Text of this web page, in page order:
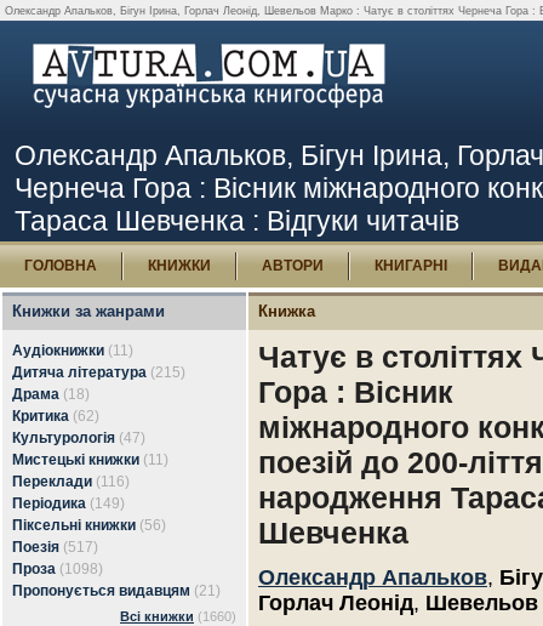
Олександр Апальков, Бігун Ірина, Горлач Леонід, Шевельов Марко : Чатує в століттях Чернеча Гора :
Олександр Апальков, Бігун Ірина,
Чернеча Гора : Вісник міжнародного
Тараса Шевченка : Відгуки читачів
ГОЛОВНА КНИЖКИ АВТОРИ КНИГАРНІ
Книжки за жанрами
Аудіокнижки (11)
Дитяча література (215)
Драма (18)
Критика (62)
Культурологія (47)
Мистецькі книжки (11)
Переклади (116)
Періодика (149)
Піксельні книжки (56)
Поезія (517)
Проза (1098)
Пропонується видавцям (21)
Всі книжки (1660)
Книжка
Чатує в століттях
Гора : Вісник
міжнародного
поезій до 200-
народження
Шевченка
Олександр Апальков,
Горлач Леонід, Шевельов